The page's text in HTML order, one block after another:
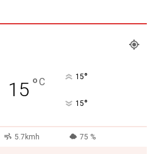
15 °C 15°
15°
5.7kmh 75 %